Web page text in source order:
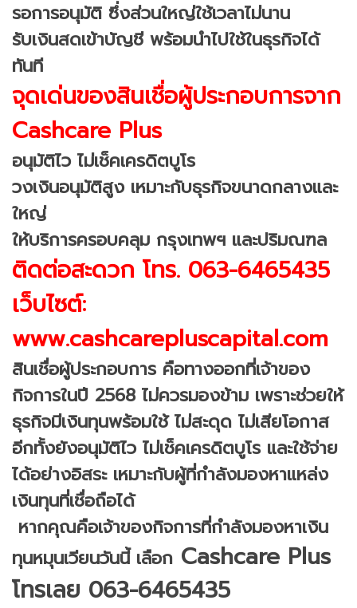
รอการอนุมัติ ซึ่งส่วนใหญ่ใช้เวลาไม่นาน
รับเงินสดเข้าบัญชี พร้อมนำไปใช้ในธุรกิจได้
ทันที
จุดเด่นของสินเชื่อผู้ประกอบการจาก
Cashcare Plus
อนุมัติไว ไม่เช็คเครดิตบูโร
วงเงินอนุมัติสูง เหมาะกับธุรกิจขนาดกลางและ
ใหญ่
ให้บริการครอบคลุม กรุงเทพฯ และปริมณฑล
ติดต่อสะดวก โทร. 063-6465435
เว็บไซต์:
www.cashcarepluscapital.com
สินเชื่อผู้ประกอบการ คือทางออกที่เจ้าของ
กิจการในปี 2568 ไม่ควรมองข้าม เพราะช่วยให้
ธุรกิจมีเงินทุนพร้อมใช้ ไม่สะดุด ไม่เสียโอกาส
อีกทั้งยังอนุมัติไว ไม่เช็คเครดิตบูโร และใช้จ่าย
ได้อย่างอิสระ เหมาะกับผู้ที่กำลังมองหาแหล่ง
เงินทุนที่เชื่อถือได้
หากคุณคือเจ้าของกิจการที่กำลังมองหาเงิน
ทุนหมุนเวียนวันนี้ เลือก Cashcare Plus
โทรเลย 063-6465435